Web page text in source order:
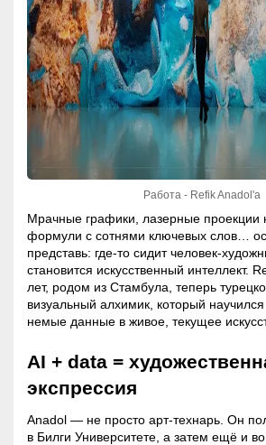
Работа - Refik Anadol'a
Мрачные графики, лазерные проекции
формули с сотнями ключевых слов…
представь: где-то сидит человек-
становится искусственный интеллект.
лет, родом из Стамбула, теперь
визуальный алхимик, который
немые данные в живое, текущее
AI + data =
экспрессия
Anadol — не просто арт-технарь. Он
в Билги Университете, а затем ещё и